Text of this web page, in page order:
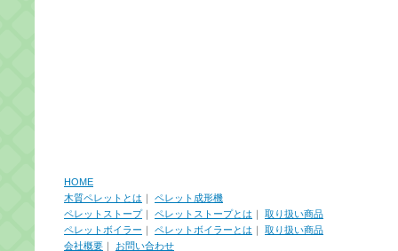
HOME
木質ペレットとは ｜ ペレット成形機
ペレットストープ｜ ペレットストープとは ｜ 取り扱い商品
ペレットボイラー ｜ ペレットボイラーとは ｜ 取り扱い商品
会社概要 ｜ お問い合わせ